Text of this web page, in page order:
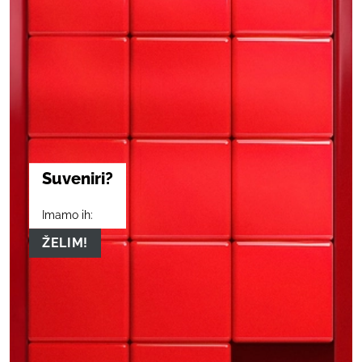
Suveniri?
Imamo ih:
ŽELIM!